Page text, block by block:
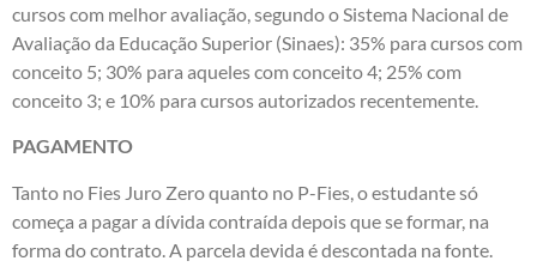
cursos com melhor avaliação, segundo o Sistema Nacional de
Avaliação da Educação Superior (Sinaes): 35% para cursos com
conceito 5; 30% para aqueles com conceito 4; 25% com
conceito 3; e 10% para cursos autorizados recentemente.
PAGAMENTO
Tanto no Fies Juro Zero quanto no P-Fies, o estudante só
começa a pagar a dívida contraída depois que se formar, na
forma do contrato. A parcela devida é descontada na fonte.